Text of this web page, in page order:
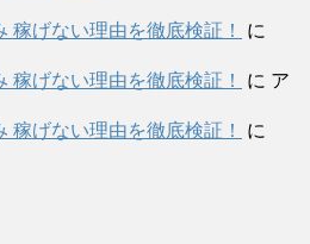
稼げない理由を徹底検証！
に
稼げない理由を徹底検証！
に ア
稼げない理由を徹底検証！
に